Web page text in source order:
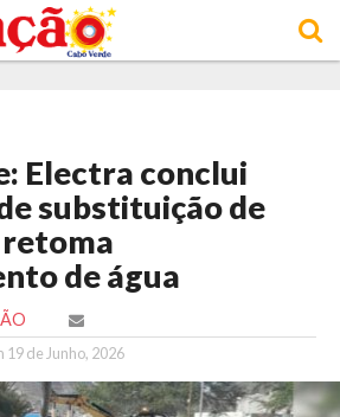
Electra conclui
substituição de
de água
19 de Junho, 2026